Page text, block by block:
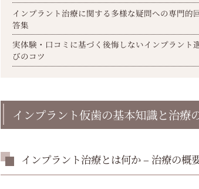
インプラント治療に関する多様な疑問への専門的
答集
実体験・口コミに基づく後悔しないインプラント
びのコツ
インプラント仮歯の基本知識と治療
インプラント治療とは何か – 治療の概